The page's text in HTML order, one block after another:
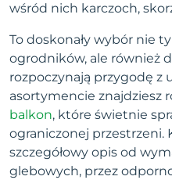
wśród nich karczoch,
To doskonały wybór nie
ogrodników, ale również
rozpoczynają przygodę z
asortymencie znajdziesz
balkon, które świetnie
ograniczonej przestrzeni.
szczegółowy opis od
glebowych, przez